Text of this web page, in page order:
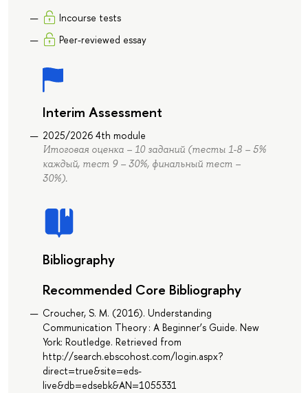
Incourse tests
Peer-reviewed essay
Interim Assessment
2025/2026 4th module
Итоговая оценка – 10 заданий (тесты 1-8 – 5%
каждый, тест 9 – 30%, финальный тест –
30%).
Bibliography
Recommended Core Bibliography
Croucher, S. M. (2016). Understanding
Communication Theory : A Beginner’s Guide. New
York: Routledge. Retrieved from
http://search.ebscohost.com/login.aspx?
direct=true&site=eds-
live&db=edsebk&AN=1055331